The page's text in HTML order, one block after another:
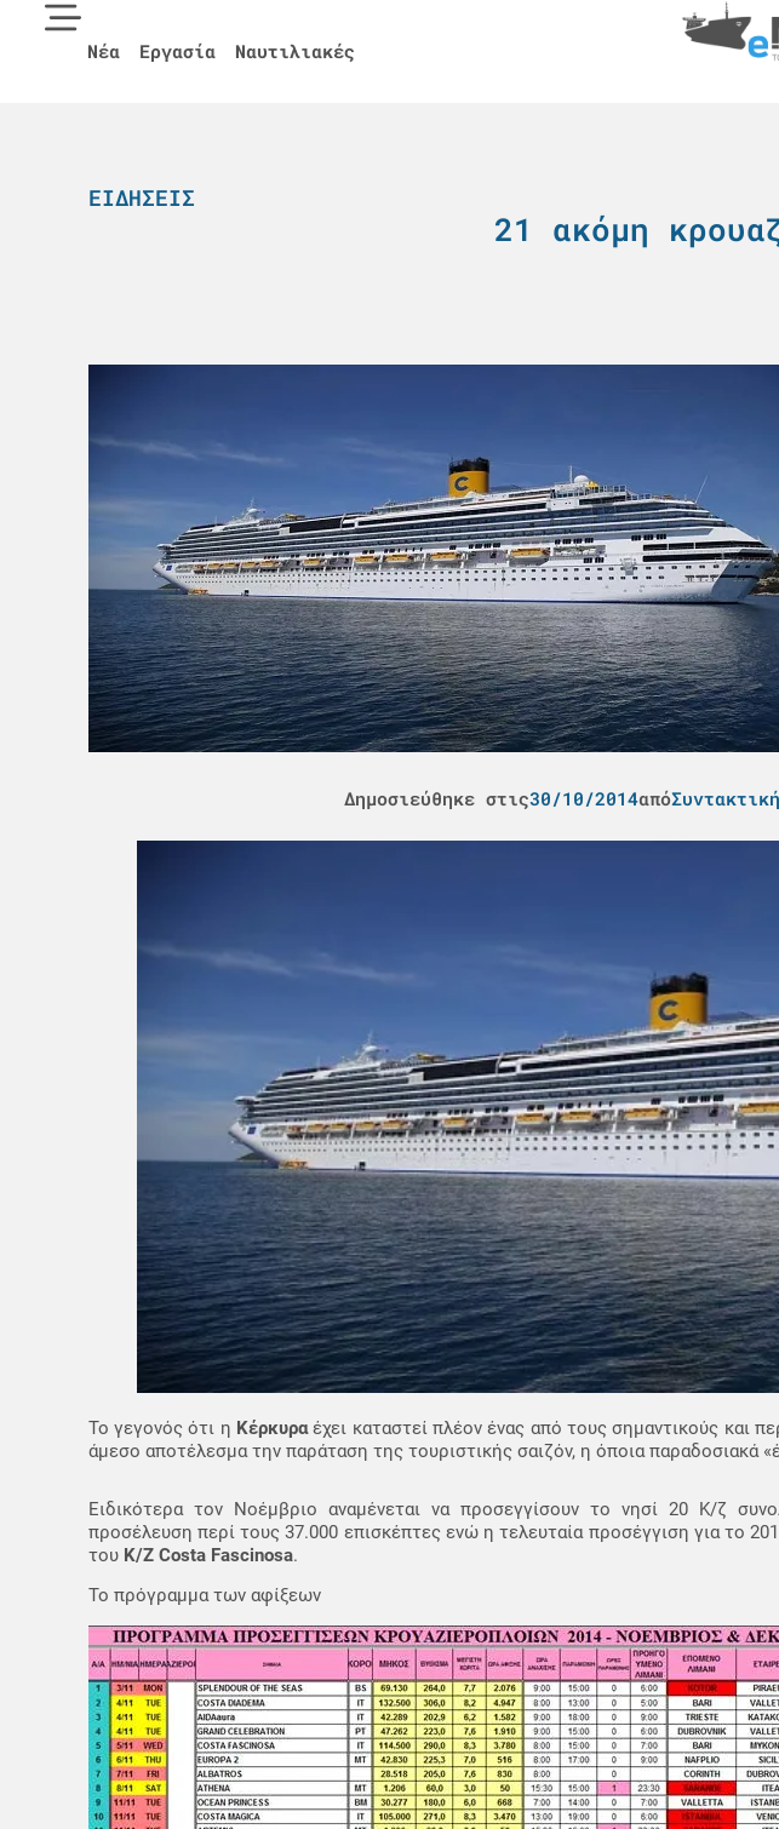
Νέα Εργασία Ναυτιλιακές
ΕΙΔΉΣΕΙΣ
21 ακόμη
Δημοσιεύθηκε στις30/10/2014από
Το γεγονός ότι η Κέρκυραέχει καταστεί πλέον ένας από τους σημαντικούς και
άμεσο αποτέλεσμα την παράταση της τουριστικής σαιζόν, η όποια παραδοσιακά
Ειδικότερα τον Νοέμβριο αναμένεται να προσεγγίσουν το νησί 20 Κ/ζ
προσέλευση περί τους 37.000 επισκέπτες ενώ η τελευταία προσέγγιση για το
του Κ/Ζ Costa Fascinosa.
To πρόγραμμα των αφίξεων